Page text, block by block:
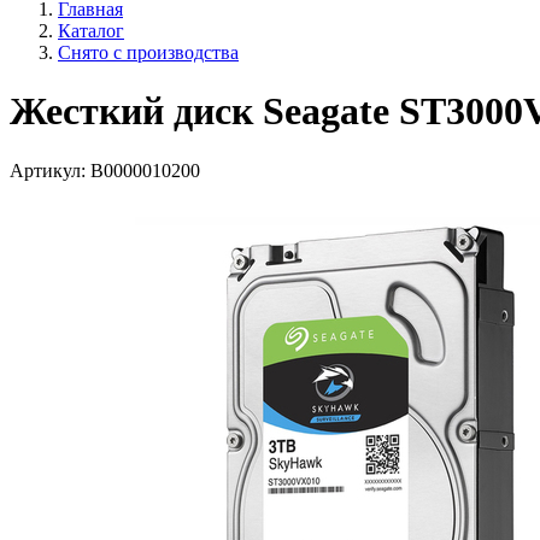
Главная
Каталог
Снято с производства
Жесткий диск Seagate
Артикул: В0000010200